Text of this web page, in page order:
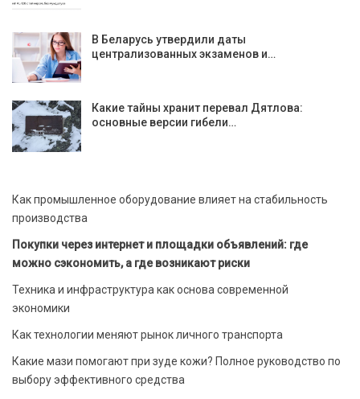
В Беларусь утвердили даты
централизованных экзаменов и…
Какие тайны хранит перевал Дятлова:
основные версии гибели…
Как промышленное оборудование влияет на стабильность
производства
Покупки через интернет и площадки объявлений: где
можно сэкономить, а где возникают риски
Техника и инфраструктура как основа современной
экономики
Как технологии меняют рынок личного транспорта
Какие мази помогают при зуде кожи? Полное руководство по
выбору эффективного средства